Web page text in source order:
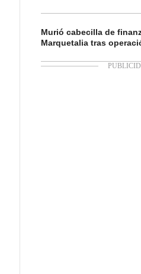
Murió cabecilla de
Marquetalia tras